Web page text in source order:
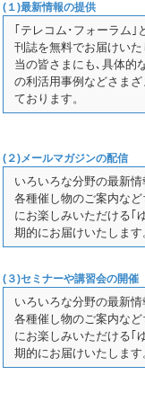
(１)最新情報の提供
｢テレコム･フォーラム｣
刊誌を無料でお届けい
当の皆さまにも､具体的
の利活用事例などさま
ております。
(２)メールマガジンの配信
いろいろな分野の最新
各種催し物のご案内な
にお楽しみいただける｢
期的にお届けいたします
(３)セミナーや講習会の開催
いろいろな分野の最新
各種催し物のご案内な
にお楽しみいただける｢
期的にお届けいたします